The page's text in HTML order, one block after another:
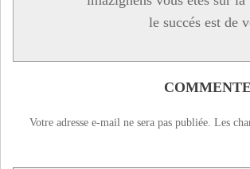
le succés est de
Votre adresse e-mail ne sera pas publiée. Les